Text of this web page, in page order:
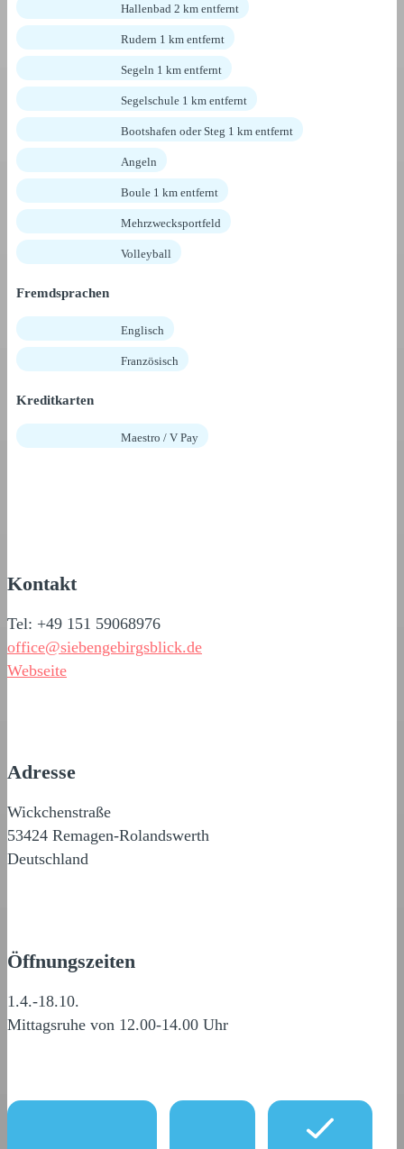
Hallenbad 2 km entfernt
Rudern 1 km entfernt
Segeln 1 km entfernt
Segelschule 1 km entfernt
Bootshafen oder Steg 1 km entfernt
Angeln
Boule 1 km entfernt
Mehrzwecksportfeld
Volleyball
Fremdsprachen
Englisch
Französisch
Kreditkarten
Maestro / V Pay
Kontakt
Tel: +49 151 59068976
office@siebengebirgsblick.de
Webseite
Adresse
Wickchenstraße
53424 Remagen-Rolandswerth
Deutschland
Öffnungszeiten
1.4.-18.10.
Mittagsruhe von 12.00-14.00 Uhr